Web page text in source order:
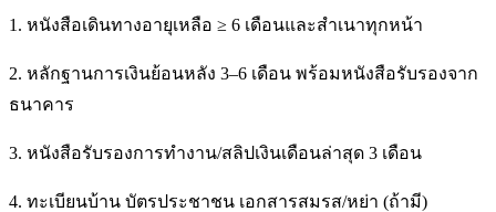
1. หนังสือเดินทางอายุเหลือ ≥ 6 เดือนและสำเนาทุกหน้า
2. หลักฐานการเงินย้อนหลัง 3–6 เดือน พร้อมหนังสือรับรองจาก
ธนาคาร
3. หนังสือรับรองการทำงาน/สลิปเงินเดือนล่าสุด 3 เดือน
4. ทะเบียนบ้าน บัตรประชาชน เอกสารสมรส/หย่า (ถ้ามี)